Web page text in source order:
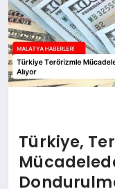
SPOR
TEKNOLOJI
Türkiye,